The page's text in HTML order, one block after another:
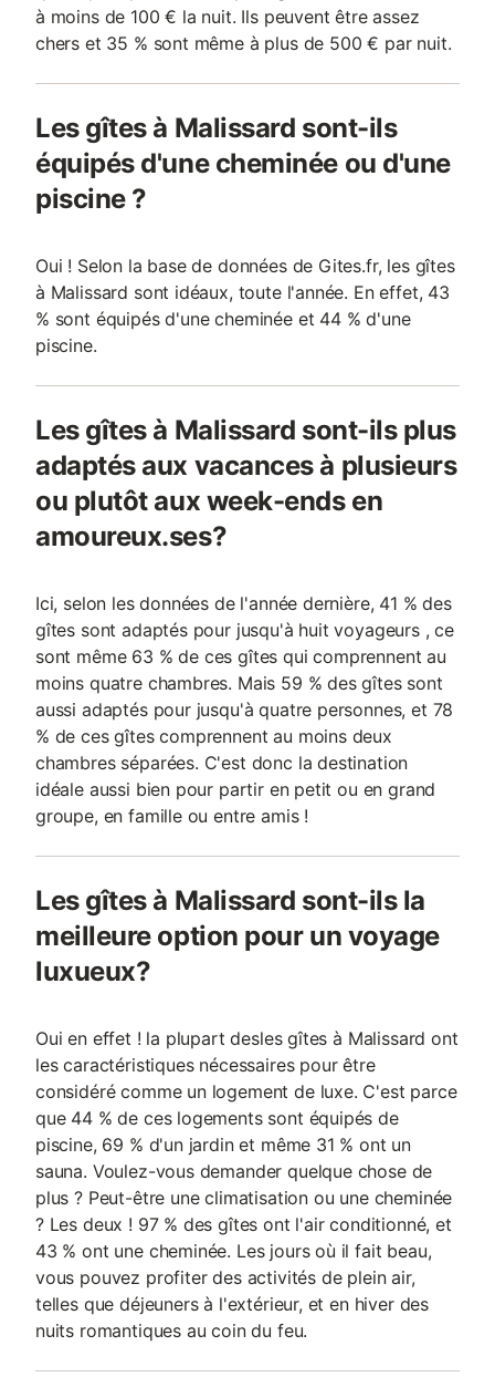
à moins de 100 € la nuit. Ils peuvent être assez
chers et 35 % sont même à plus de 500 € par nuit.
Les gîtes à Malissard sont-ils
équipés d'une cheminée ou d'une
piscine ?
Oui ! Selon la base de données de Gites.fr, les gîtes
à Malissard sont idéaux, toute l'année. En effet, 43
% sont équipés d'une cheminée et 44 % d'une
piscine.
Les gîtes à Malissard sont-ils plus
adaptés aux vacances à plusieurs
ou plutôt aux week-ends en
amoureux.ses?
Ici, selon les données de l'année dernière, 41 % des
gîtes sont adaptés pour jusqu'à huit voyageurs , ce
sont même 63 % de ces gîtes qui comprennent au
moins quatre chambres. Mais 59 % des gîtes sont
aussi adaptés pour jusqu'à quatre personnes, et 78
% de ces gîtes comprennent au moins deux
chambres séparées. C'est donc la destination
idéale aussi bien pour partir en petit ou en grand
groupe, en famille ou entre amis !
Les gîtes à Malissard sont-ils la
meilleure option pour un voyage
luxueux?
Oui en effet ! la plupart desles gîtes à Malissard ont
les caractéristiques nécessaires pour être
considéré comme un logement de luxe. C'est parce
que 44 % de ces logements sont équipés de
piscine, 69 % d'un jardin et même 31 % ont un
sauna. Voulez-vous demander quelque chose de
plus ? Peut-être une climatisation ou une cheminée
? Les deux ! 97 % des gîtes ont l'air conditionné, et
43 % ont une cheminée. Les jours où il fait beau,
vous pouvez profiter des activités de plein air,
telles que déjeuners à l'extérieur, et en hiver des
nuits romantiques au coin du feu.